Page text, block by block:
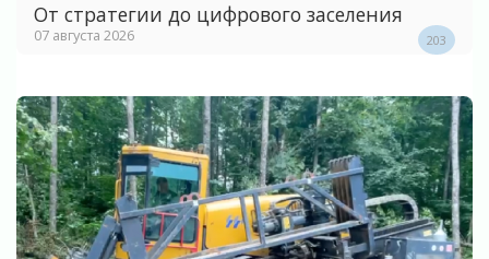
От стратегии до цифрового заселения
07 августа 2026 203